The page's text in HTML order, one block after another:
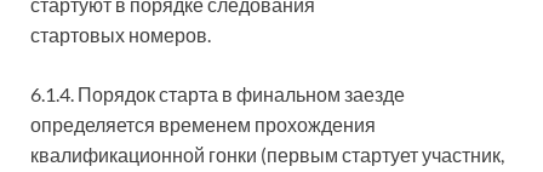
стартовых номеров.
6.1.4. Порядок старта в финальном заезде
определяется временем прохождения
квалификационной гонки (первым стартует участник,